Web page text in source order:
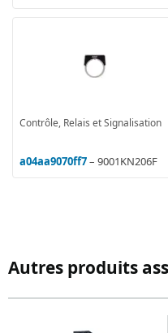
Contrôle, Relais et Signalisation
a04aa9070ff7– 9001KN206F
Autres produits